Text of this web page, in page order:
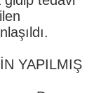
YAPILMIŞ